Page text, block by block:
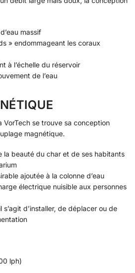
massif
» endommageant les coraux
à l’échelle du réservoir
de l’eau
VorTech se trouve sa conception
magnétique.
la beauté du char et de ses habitants
ajoutée à la colonne d’eau
électrique nuisible aux personnes
s’agit d’installer, de déplacer ou de
lph)